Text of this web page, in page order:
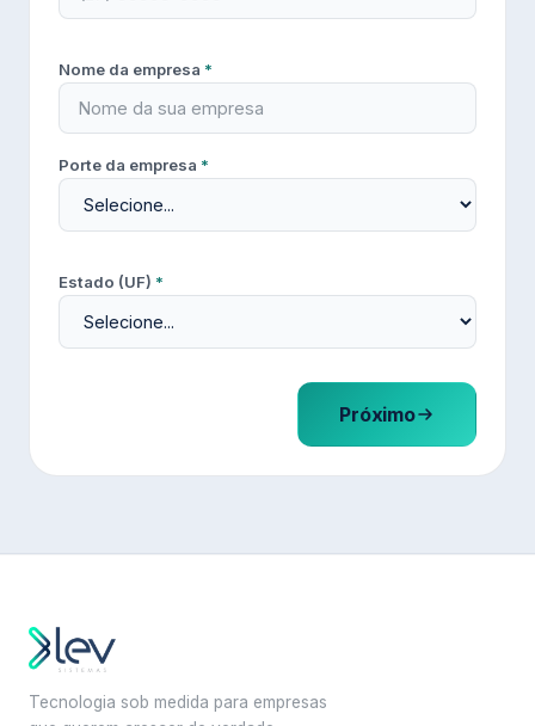
Nome da empresa *
Porte da empresa *
Estado (UF) *
Próximo
Tecnologia sob medida para empresas